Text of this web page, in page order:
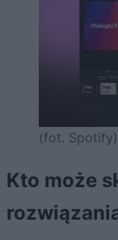
(fot. Spotify)
Kto może